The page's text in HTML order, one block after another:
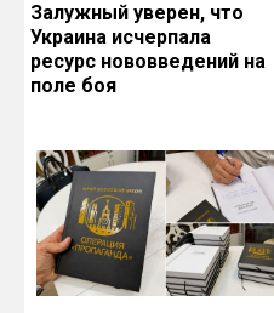
Залужный уверен, что
Украина исчерпала
ресурс нововведений на
поле боя